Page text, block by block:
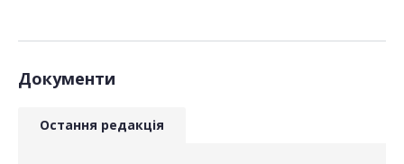
Документи
Остання редакція